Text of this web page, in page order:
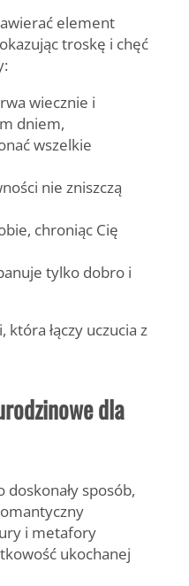
element
troskę i chęć
wiecznie i
dniem,
wszelkie
nie zniszczą
chroniąc Cię
tylko dobro i
która łączy uczucia z
dla
sposób,
i metafory
ukochanej